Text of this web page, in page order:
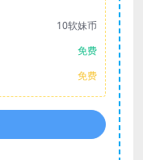
10软妹币
免费
免费